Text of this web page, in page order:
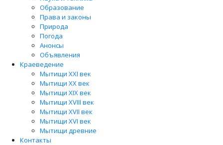
Образование
Права и законы
Природа
Погода
Анонсы
Объявления
Краеведение
Мытищи XXI век
Мытищи XX век
Мытищи XIX век
Мытищи XVIII век
Мытищи XVII век
Мытищи XVI век
Мытищи древние
Контакты